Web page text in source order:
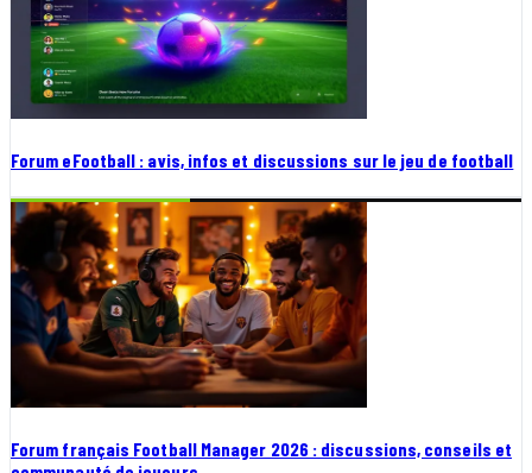
Forum eFootball : avis, infos et discussions sur le jeu de football
Forum français Football Manager 2026 : discussions, conseils et